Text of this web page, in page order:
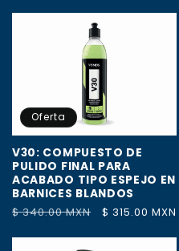
Oferta
V30: COMPUESTO DE
PULIDO FINAL PARA
ACABADO TIPO ESPEJO EN
BARNICES BLANDOS
Precio
$ 340.00 MXN
Precio
$ 315.00 MXN